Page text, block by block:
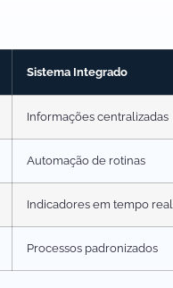
Sistema Integrado
Informações centralizadas
Automação de rotinas
Indicadores em tempo real
Processos padronizados